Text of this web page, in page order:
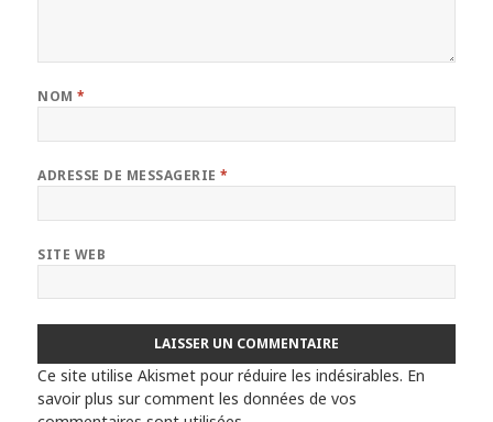
NOM*
ADRESSE DE MESSAGERIE*
SITE WEB
Ce site utilise Akismet pour réduire les indésirables. En
savoir plus sur comment les données de vos